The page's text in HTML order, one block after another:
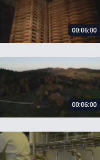
00:06:00
La métairie du Bois-
00:06:00
Gruyère AOP